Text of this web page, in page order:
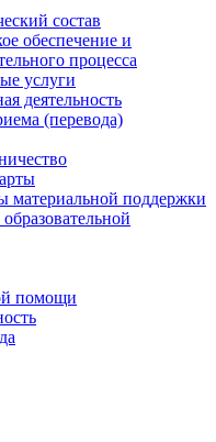
состав
обеспечение и
процесса
услуги
деятельность
(перевода)
поддержки
помощи